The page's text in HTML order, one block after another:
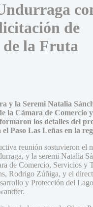
de
la Fruta
y la Seremi Natalia
la Cámara de Comercio
los detalles del
el Paso Las Leñas en la
reunión sostuvieron el
y la seremi Natalia
de Comercio, Servicios y
Rodrigo Zúñiga, y el
y Protección del